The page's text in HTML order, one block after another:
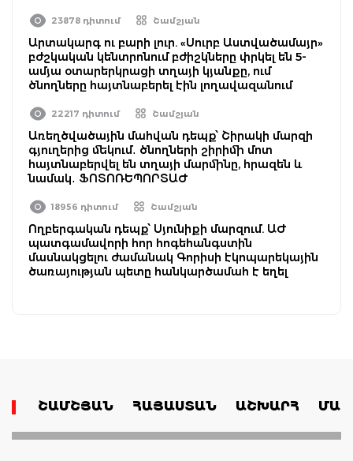
23878 դիտում Շամշյան
Արտակարգ ու բարի լուր. «Սուրբ Աստվածամայր»
բժշկական կենտրոնում բժիշկները փրկել են 5-
ամյա օտարերկրացի տղայի կյանքը, ում
ծնողները հայտնաբերել էին լողավազանում
22217 դիտում Շամշյան
Առեղծվածային մահվան դեպք՝ Շիրակի մարզի
գյուղերից մեկում․ ծնողների շիրիմի մոտ
հայտնաբերվել են տղայի մարմինը, հրազեն և
նամակ․ ՖՈՏՈՌԵՊՈՐՏԱԺ
18956 դիտում Շամշյան
Ողբերգական դեպք՝ Սյունիքի մարզում. ԱԺ
պատգամավորի հոր հոգեհանգստին
մասնակցելու ժամանակ Գորիսի էկոպարեկային
ծառայության պետը հանկարծամահ է եղել
ՇԱՄՇՅԱՆ ՀԱՅԱՍՏԱՆ ԱՇԽԱՐՀ